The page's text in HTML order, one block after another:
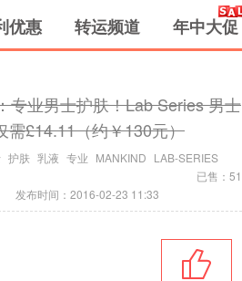
优惠 转运频道 年中大促
专业男士护肤！Lab Series 男士
需£14.11（约￥130元）
护肤 乳液 专业 MANKIND LAB-SERIES
已售：51
发布时间：2016-02-23 11:33